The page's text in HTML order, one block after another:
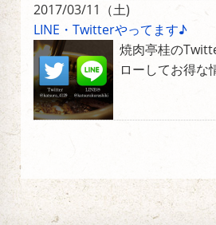
2017/03/11（土)
LINE・Twitterやってます♪
焼肉亭桂の
ローしてお得な